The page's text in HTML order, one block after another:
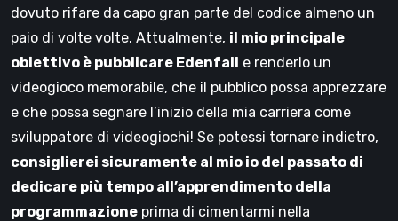
dovuto rifare da capo gran parte del codice almeno un
paio di volte volte. Attualmente, il mio principale
obiettivo è pubblicare Edenfall e renderlo un
videogioco memorabile, che il pubblico possa apprezzare
e che possa segnare l’inizio della mia carriera come
sviluppatore di videogiochi! Se potessi tornare indietro,
consiglierei sicuramente al mio io del passato di
dedicare più tempo all’apprendimento della
programmazione prima di cimentarmi nella